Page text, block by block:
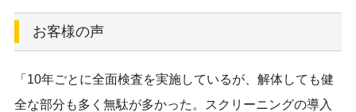
お客様の声
「10年ごとに全面検査を実施しているが、解体しても健
全な部分も多く無駄が多かった。スクリーニングの導入